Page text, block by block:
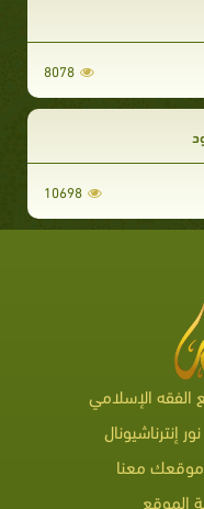
8078
10698
الفقه الإسلامي
إنترناشيونال
موقعك معنا
الموقع